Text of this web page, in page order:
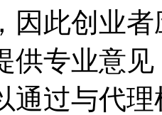
因此创业
供专业意
通过与代